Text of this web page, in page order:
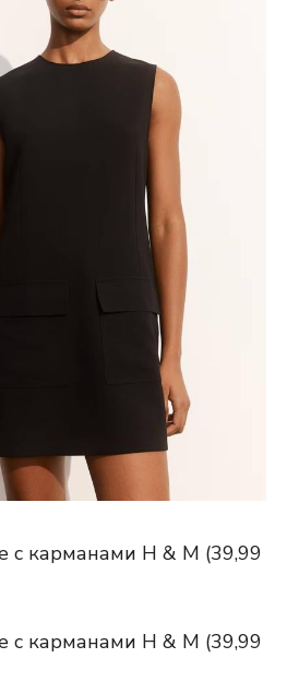
с карманами H & M (39,99
с карманами H & M (39,99